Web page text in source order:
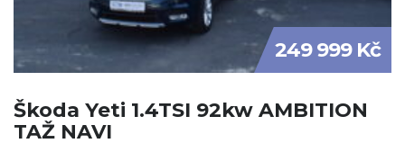
249 999 Kč
Škoda Yeti 1.4TSI 92kw AMBITION
TAŽ NAVI